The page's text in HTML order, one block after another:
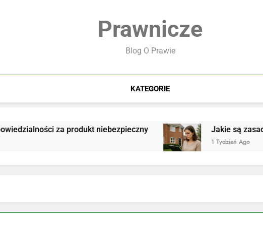
Prawnicze
Blog O Prawie
KATEGORIE
za produkt niebezpieczny Jakie są zasady
1 Tydzień Ago